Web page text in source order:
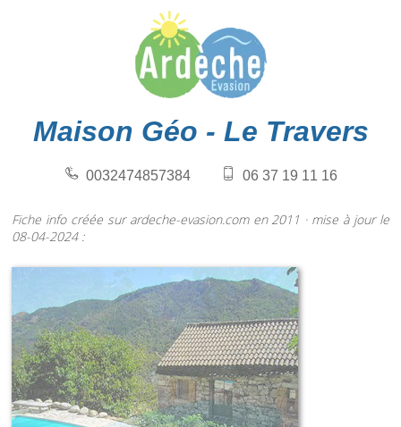
Maison Géo - Le Travers
0032474857384 06 37 19 11 16
Fiche info créée sur ardeche-evasion.com en 2011 · mise à jour le
08-04-2024 :